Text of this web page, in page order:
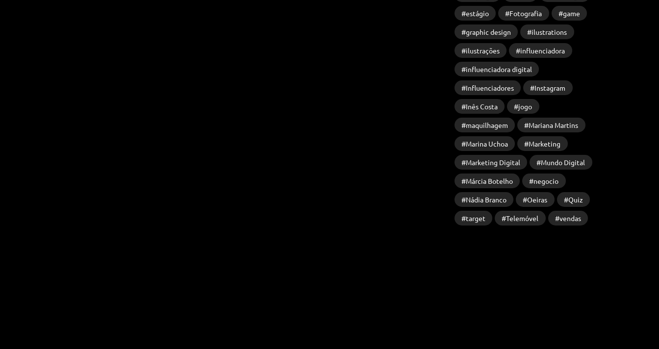
estágio Fotografia game
graphic design ilustrations
ilustrações influenciadora
influenciadora digital
Influenciadores Instagram
Inês Costa jogo
maquilhagem Mariana Martins
Marina Uchoa Marketing
Marketing Digital Mundo Digital
Márcia Botelho negocio
Nádia Branco Oeiras Quiz
target Telemóvel vendas